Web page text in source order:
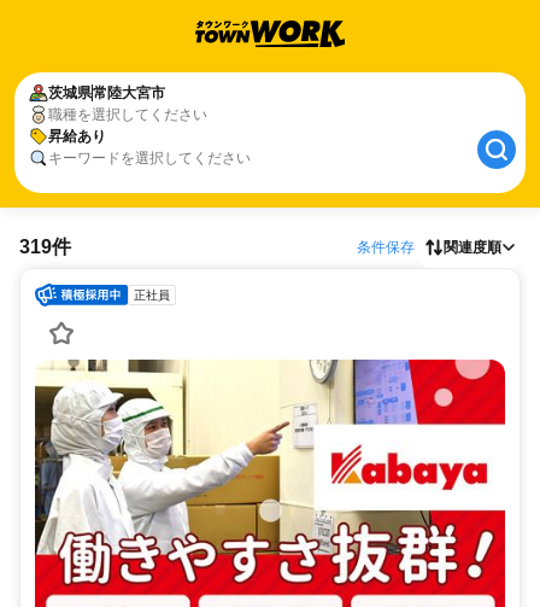
茨城県常陸大宮市
職種を選択してください
昇給あり
キーワードを選択してください
319件 条件保存 関連度順
正社員